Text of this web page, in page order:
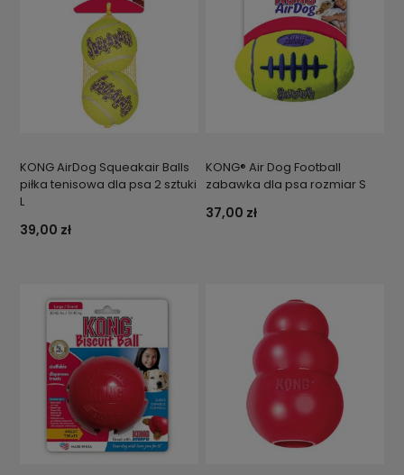
KONG AirDog Squeakair Balls
piłka tenisowa dla psa 2 sztuki
L
39,00 zł
KONG® Air Dog Football
zabawka dla psa rozmiar S
37,00 zł